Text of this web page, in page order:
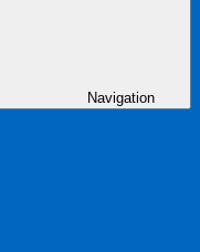
Navigation